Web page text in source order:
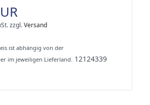
zzgl.Versand
ist abhängig von der
im jeweiligen Lieferland. 12124339